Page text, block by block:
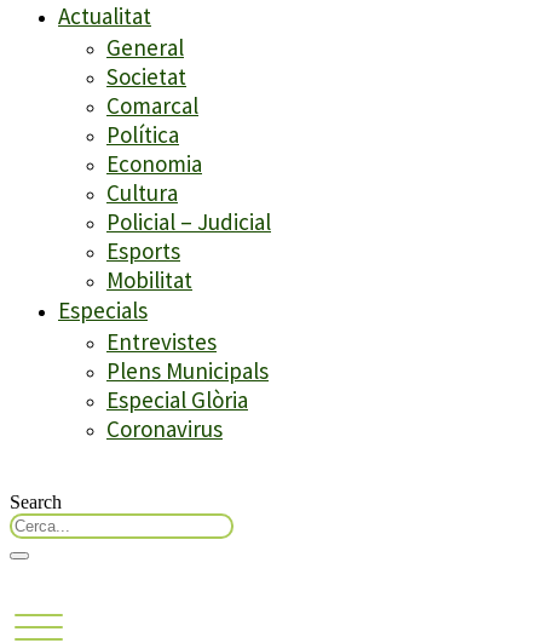
Actualitat
General
Societat
Comarcal
Política
Economia
Cultura
Policial – Judicial
Esports
Mobilitat
Especials
Entrevistes
Plens Municipals
Especial Glòria
Coronavirus
Search